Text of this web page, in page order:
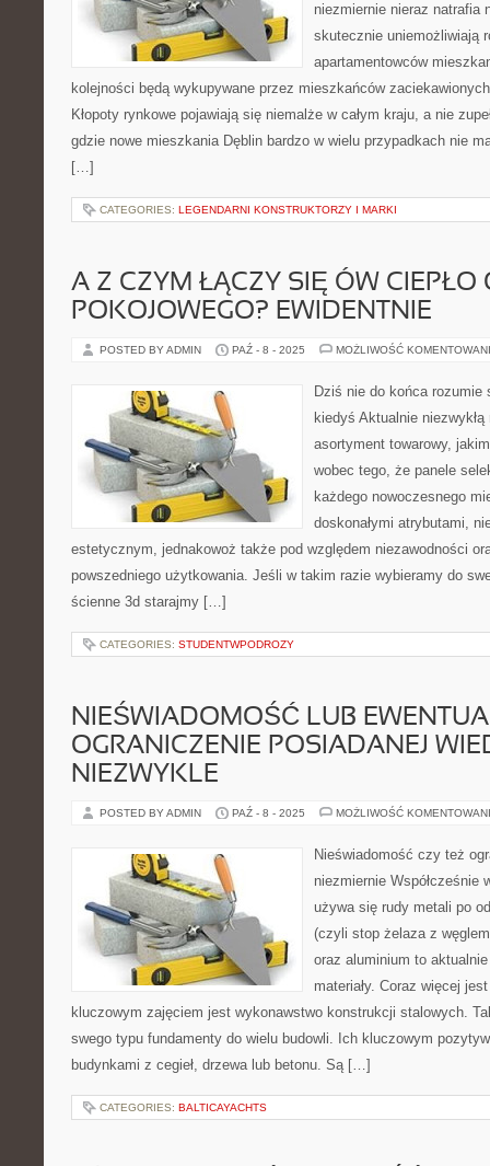
niezmiernie nieraz natrafia
skutecznie uniemożliwiają
apartamentowców
kolejności będą wykupywane przez mieszkańców
Kłopoty rynkowe pojawiają się niemalże w całym kraju, a nie
gdzie nowe mieszkania Dęblin bardzo w wielu przypadkach nie
[…]
CATEGORIES: LEGENDARNI KONSTRUKTORZY I MARKI
A Z CZYM ŁĄCZY SIĘ ÓW CIEPŁO
POKOJOWEGO? EWIDENTNIE
POSTED BY ADMIN PAŹ - 8 - 2025 MOŻLIWOŚĆ
Dziś nie do końca
kiedyś Aktualnie
asortyment towarowy,
wobec tego, że panele
każdego nowoczesnego
doskonałymi atrybutami,
estetycznym, jednakowoż także pod względem niezawodności
powszedniego użytkowania. Jeśli w takim razie wybieramy do
ścienne 3d starajmy […]
CATEGORIES: STUDENTWPODROZY
NIEŚWIADOMOŚĆ LUB
OGRANICZENIE POSIADANEJ
NIEZWYKLE
POSTED BY ADMIN PAŹ - 8 - 2025 MOŻLIWOŚĆ
Nieświadomość czy też
niezmiernie Współcześnie
używa się rudy metali po
(czyli stop żelaza z
oraz aluminium to
materiały. Coraz więcej
kluczowym zajęciem jest wykonawstwo konstrukcji stalowych.
swego typu fundamenty do wielu budowli. Ich kluczowym
budynkami z cegieł, drzewa lub betonu. Są […]
CATEGORIES: BALTICAYACHTS